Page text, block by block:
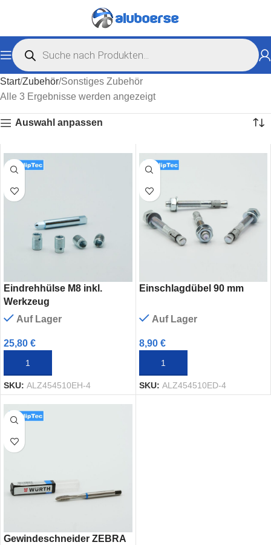
Start Zubehör Sonstiges Zubehör
Alle 3 Ergebnisse werden angezeigt
Auswahl anpassen
Eindrehhülse M8 inkl.
Werkzeug
Auf Lager
25,80 €
IN DEN WARENKORB
SKU: ALZ454510EH-4
Einschlagdübel 90 mm
Auf Lager
8,90 €
IN DEN WARENKORB
SKU: ALZ454510ED-4
Gewindeschneider ZEBRA